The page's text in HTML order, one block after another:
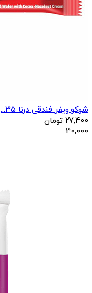
شوکو ویفر فندقی درنا 35...
27,400 تومان
30,000